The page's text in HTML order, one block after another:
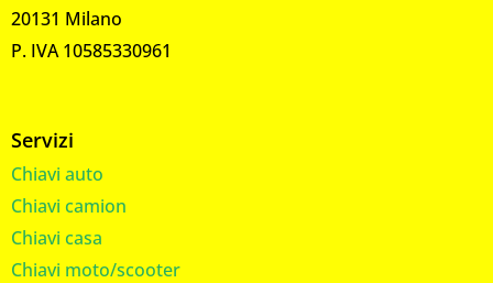
20131 Milano
P. IVA 10585330961
Servizi
Chiavi auto
Chiavi camion
Chiavi casa
Chiavi moto/scooter